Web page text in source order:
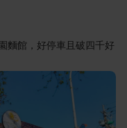
麵館，好停車且破四千好